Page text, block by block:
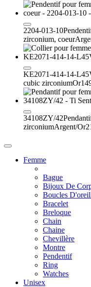
2204-013-10
zirconium, coeur
KE2071-414-14-
cubic zirconiumOr
34108ZY/42
zirconiumArgent/Or
Femme
Bague
Bijoux De
Boucles
Bracelet
Breloque
Chain
Chaine
Chevillère
Montre
Pendentif
Ring
Watches
Unisex